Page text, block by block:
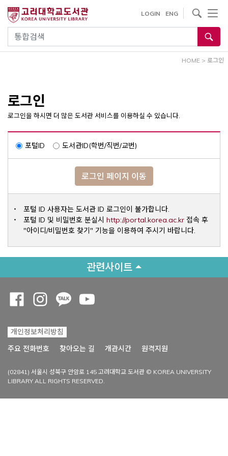
건
통합검색
LOGIN ENG
사이트내 검색
HOME > 로그인
로그인
로그인을 하시면 더 많은 도서관 서비스를 이용하실 수 있습니다.
포털ID 도서관ID(학번/직번/교번)
로그인 페이지 이동
포털 ID 사용자는 도서관 ID 로그인이 불가합니다.
포털 ID 및 비밀번호 분실시 http://portal.korea.ac.krOpens a
접속 후
"아이디/비밀번호 찾기" 기능을 이용하여 주시기 바랍니다.
관련사이트
개인정보처리방침
주요 전화번호
찾아오는 길 개관시간 원격지원
(02841) 서울시 성북구 안암로 145 고려대학교 도서관 © KOREA UNIVERSITY
LIBRARY ALL RIGHTS RESERVED.
Opens a new window
Opens a new window
Opens a new window